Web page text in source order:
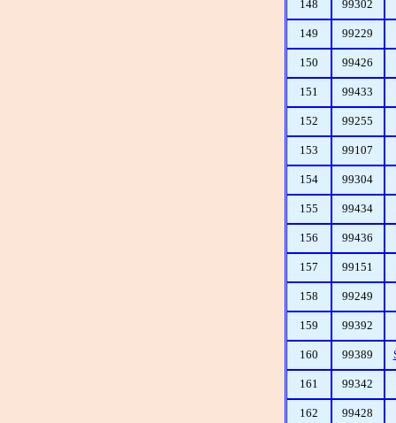
148 99302
149 99229
150 99426
151 99433
152 99255
153 99107
154 99304
155 99434
156 99436
157 99151
158 99249
159 99392
160 99389
161 99342
162 99428